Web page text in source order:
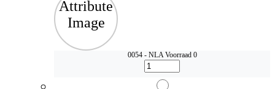
0054 - NLAVoorraad 0